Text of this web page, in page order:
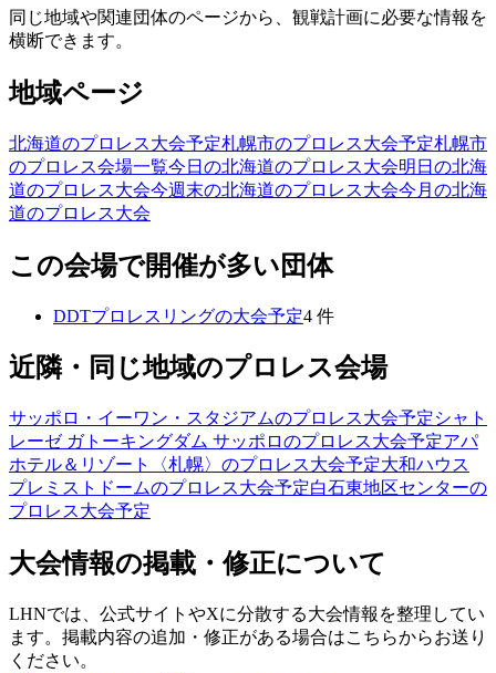
同じ地域や関連団体のページから、観戦計画に必要な情報を
横断できます。
地域ページ
北海道のプロレス大会予定札幌市のプロレス大会予定札幌市
のプロレス会場一覧今日の北海道のプロレス大会明日の北海
道のプロレス大会今週末の北海道のプロレス大会今月の北海
道のプロレス大会
この会場で開催が多い団体
DDTプロレスリングの大会予定4 件
近隣・同じ地域のプロレス会場
サッポロ・イーワン・スタジアムのプロレス大会予定シャト
レーゼ ガトーキングダム サッポロのプロレス大会予定アパ
ホテル＆リゾート〈札幌〉 のプロレス大会予定大和ハウス
プレミストドームのプロレス大会予定白石東地区センターの
プロレス大会予定
大会情報の掲載・修正について
LHNでは、公式サイトやXに分散する大会情報を整理してい
ます。掲載内容の追加・修正がある場合はこちらからお送り
ください。